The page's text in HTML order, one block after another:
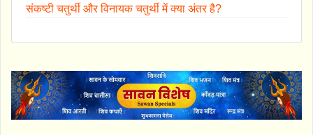
संकष्टी चतुर्थी और विनायक चतुर्थी में क्या अंतर है?